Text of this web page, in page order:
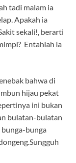
tadi malam ia
Apakah ia
sekali!, berarti
Entahlah ia
bahwa di
hijau pekat
ini bukan
bulatan-bulatan
bunga